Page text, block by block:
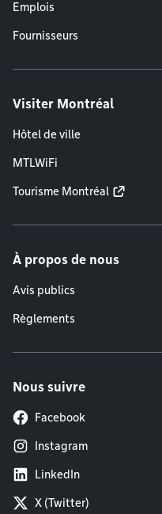
Emplois
Fournisseurs
Visiter Montréal
Hôtel de ville
MTLWiFi
Tourisme Montréal
À propos de nous
Avis publics
Règlements
Nous suivre
Facebook
Instagram
LinkedIn
X (Twitter)